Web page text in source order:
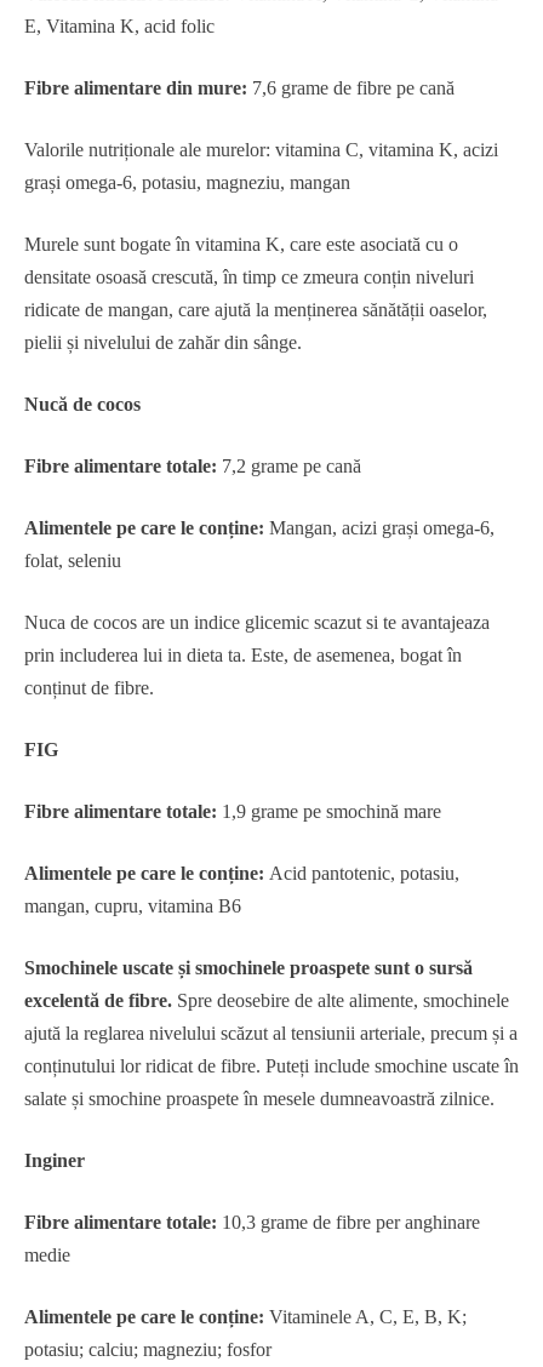
E, Vitamina K, acid folic
Fibre alimentare din mure: 7,6 grame de fibre pe cană
Valorile nutriționale ale murelor: vitamina C, vitamina K, acizi
grași omega-6, potasiu, magneziu, mangan
Murele sunt bogate în vitamina K, care este asociată cu o
densitate osoasă crescută, în timp ce zmeura conțin niveluri
ridicate de mangan, care ajută la menținerea sănătății oaselor,
pielii și nivelului de zahăr din sânge.
Nucă de cocos
Fibre alimentare totale: 7,2 grame pe cană
Alimentele pe care le conține: Mangan, acizi grași omega-6,
folat, seleniu
Nuca de cocos are un indice glicemic scazut si te avantajeaza
prin includerea lui in dieta ta. Este, de asemenea, bogat în
conținut de fibre.
FIG
Fibre alimentare totale: 1,9 grame pe smochină mare
Alimentele pe care le conține: Acid pantotenic, potasiu,
mangan, cupru, vitamina B6
Smochinele uscate și smochinele proaspete sunt o sursă
excelentă de fibre. Spre deosebire de alte alimente, smochinele
ajută la reglarea nivelului scăzut al tensiunii arteriale, precum și a
conținutului lor ridicat de fibre. Puteți include smochine uscate în
salate și smochine proaspete în mesele dumneavoastră zilnice.
Inginer
Fibre alimentare totale: 10,3 grame de fibre per anghinare
medie
Alimentele pe care le conține: Vitaminele A, C, E, B, K;
potasiu; calciu; magneziu; fosfor